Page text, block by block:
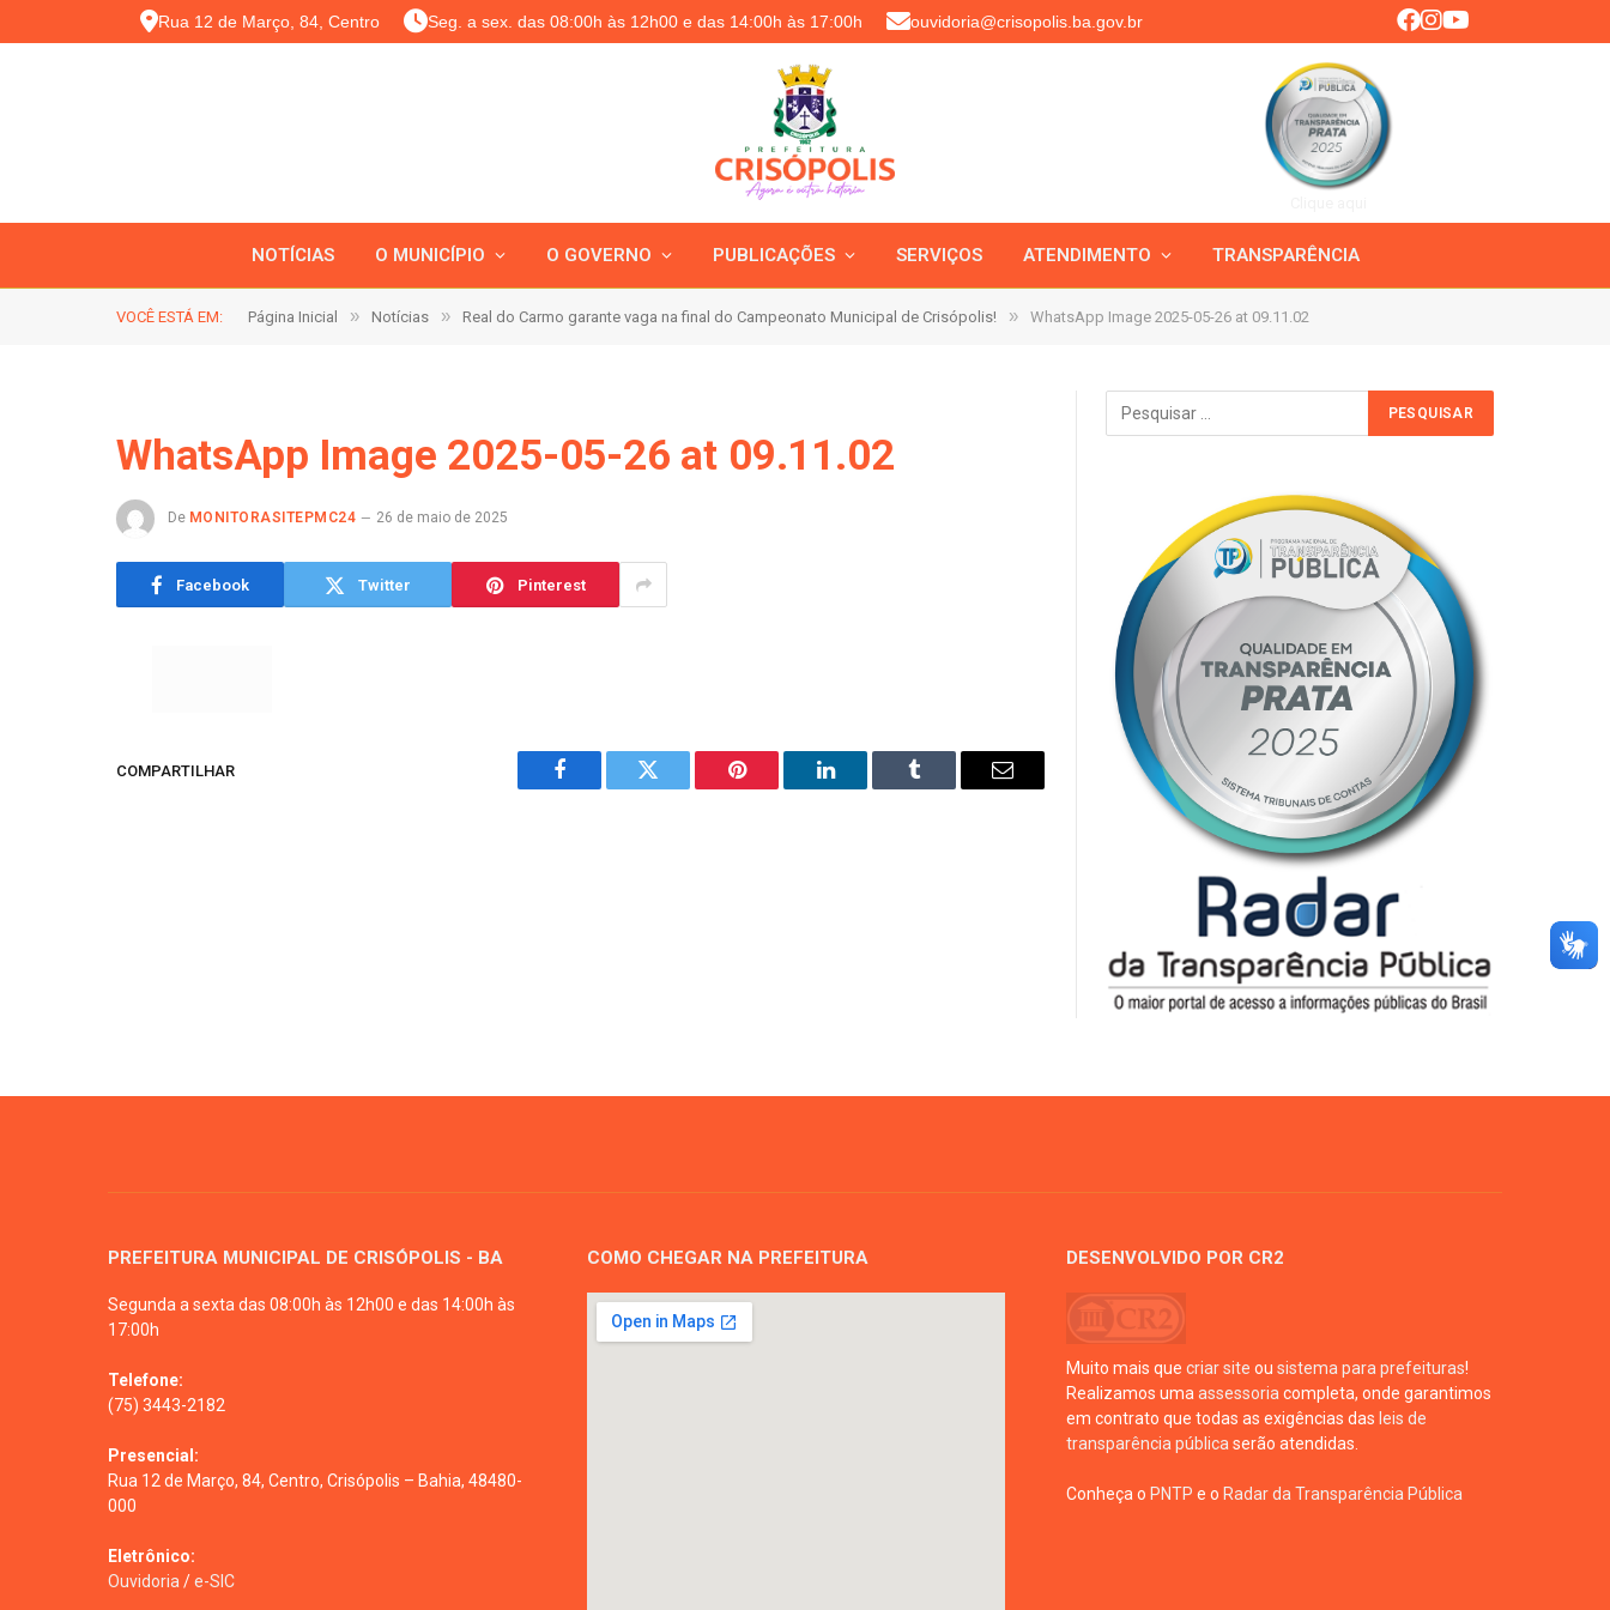
Rua 12 de Março, 84, Centro Seg. a sex. das 08:00h às 12h00 e das 14:00h às 17:00h ouvidoria@crisopolis.ba.gov.br
NOTÍCIAS O MUNICÍPIO O GOVERNO PUBLICAÇÕES SERVIÇOS ATENDIMENTO TRANSPARÊNCIA
VOCÊ ESTÁ EM: Página Inicial » Notícias » Real do Carmo garante vaga na final do Campeonato Municipal de Crisópolis! » WhatsApp Image 2025-05-26 at 09.11.02
WhatsApp Image 2025-05-26 at 09.11.02
De MONITORASITEPMC24 26 de maio de 2025
Facebook Twitter Pinterest
COMPARTILHAR
Facebook Twitter Pinterest LinkedIn Tumblr Email
PREFEITURA MUNICIPAL DE CRISÓPOLIS - BA
Segunda a sexta das 08:00h às 12h00 e das 14:00h às
17:00h
Telefone:
(75) 3443-2182
Presencial:
Rua 12 de Março, 84, Centro, Crisópolis – Bahia, 48480-
000
Eletrônico:
Ouvidoria /e-SIC
COMO CHEGAR NA PREFEITURA DESENVOLVIDO POR CR2
Muito mais que criar site ou sistema para prefeituras!
Realizamos uma assessoria completa, onde garantimos
em contrato que todas as exigências das leis de
transparência pública serão atendidas.
Conheça o PNTP e o Radar da Transparência Pública